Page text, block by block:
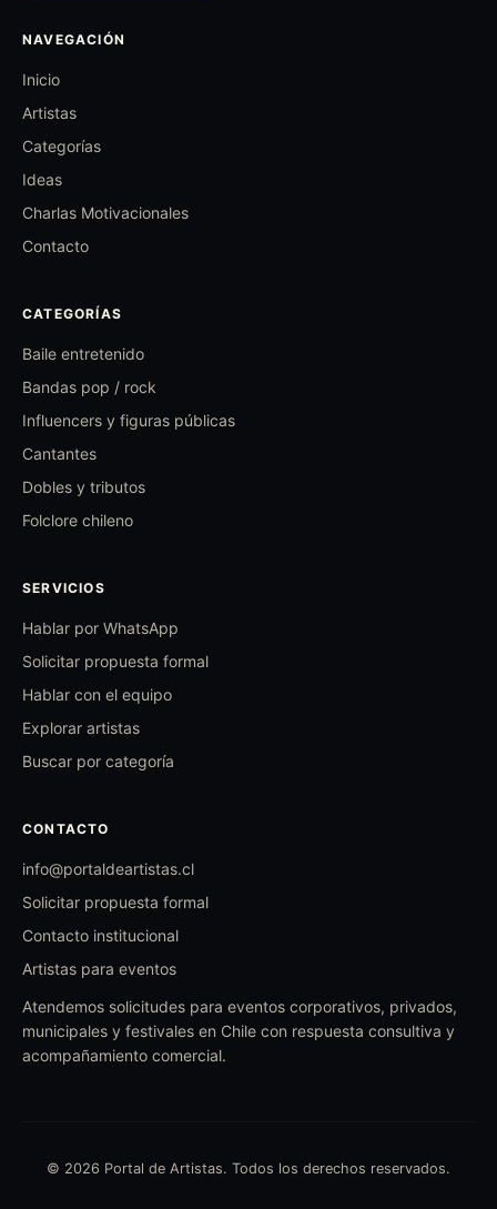
NAVEGACIÓN
Inicio
Artistas
Categorías
Ideas
Charlas Motivacionales
Contacto
CATEGORÍAS
Baile entretenido
Bandas pop / rock
Influencers y figuras públicas
Cantantes
Dobles y tributos
Folclore chileno
SERVICIOS
Hablar por WhatsApp
Solicitar propuesta formal
Hablar con el equipo
Explorar artistas
Buscar por categoría
CONTACTO
info@portaldeartistas.cl
Solicitar propuesta formal
Contacto institucional
Artistas para eventos
Atendemos solicitudes para eventos corporativos, privados,
municipales y festivales en Chile con respuesta consultiva y
acompañamiento comercial.
© 2026 Portal de Artistas. Todos los derechos reservados.